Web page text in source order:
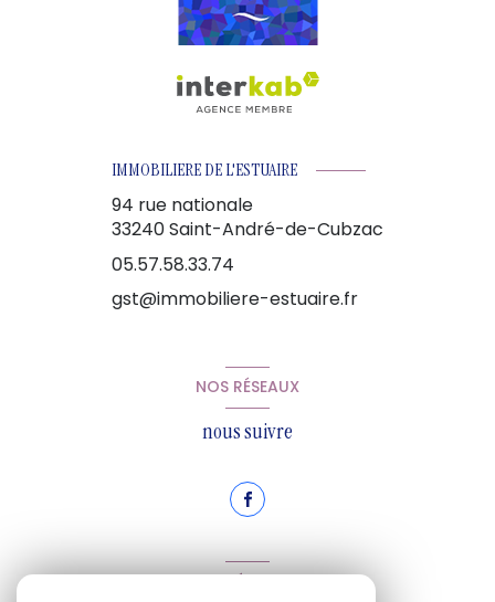
IMMOBILIERE DE L'ESTUAIRE
94 rue nationale
33240Saint-André-de-Cubzac
05.57.58.33.74
gst@immobiliere-estuaire.fr
NOS RÉSEAUX
nous suivre
ADHÉRENTS